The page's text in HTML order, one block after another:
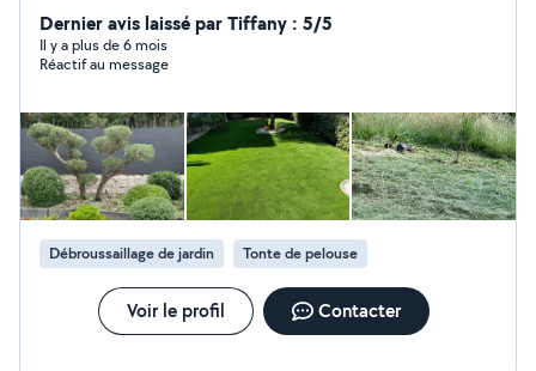
Dernier avis laissé par Tiffany : 5/5
Il y a plus de 6 mois
Réactif au message
Débroussaillage de jardin Tonte de pelouse
Voir le profil Contacter